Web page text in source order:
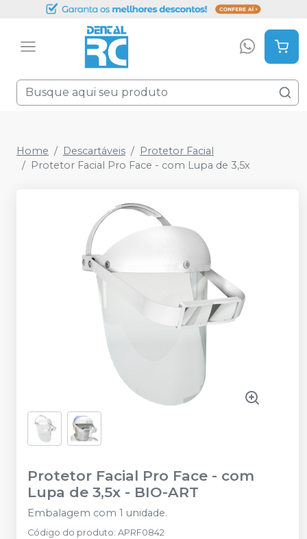
Home Descartáveis
Protetor Facial
Protetor Facial Pro Face - com Lupa de 3,5x
Protetor Facial Pro Face - com
Lupa de 3,5x - BIO-ART
Embalagem com 1 unidade.
Código do produto: APRF0842